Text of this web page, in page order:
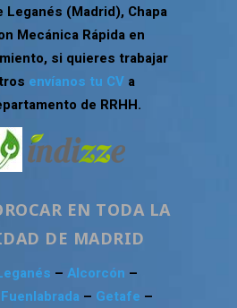
Leganés (Madrid), Chapa
Mecánica Rápida en
si quieres trabajar
envíanos tu CV a
de RRHH.
EN TODA LA
DE MADRID
– Alcorcón –
Fuenlabrada – Getafe –